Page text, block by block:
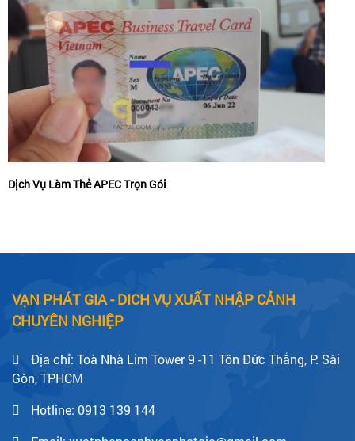
Dịch Vụ Làm Thẻ APEC Trọn Gói
VẠN PHÁT GIA - DICH VỤ XUẤT NHẬP CẢNH
CHUYÊN NGHIỆP
Địa chỉ: Toà Nhà Lim Tower 9 -11 Tôn Đức Thắng, P. Sài
Gòn, TPHCM
Hotline: 0913 139 144